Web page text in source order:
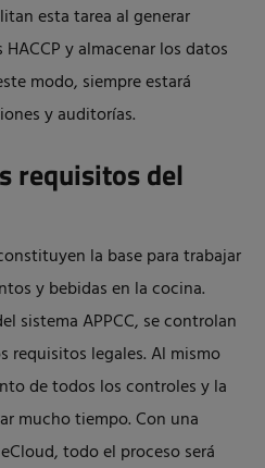
esta tarea al generar
y almacenar los datos
modo, siempre estará
y auditorías.
requisitos del
la base para trabajar
y bebidas en la cocina.
sistema APPCC, se controlan
requisitos legales. Al mismo
de todos los controles y la
mucho tiempo. Con una
todo el proceso será